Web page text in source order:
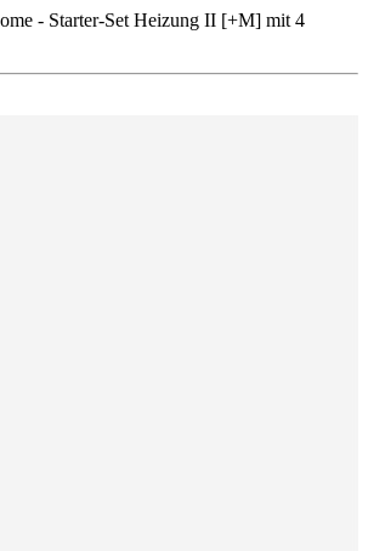
- Starter-Set Heizung II [+M] mit 4